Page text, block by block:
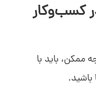
کسب‌وکار
ممکن، باید با